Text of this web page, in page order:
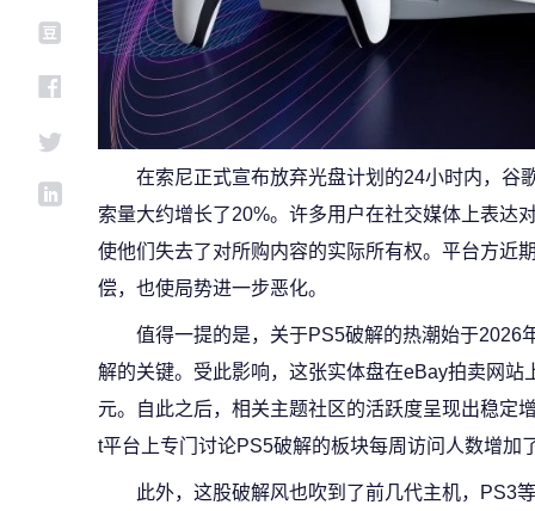
在索尼正式宣布放弃光盘计划的24小时内，谷
索量大约增长了20%。许多用户在社交媒体上表达
使他们失去了对所购内容的实际所有权。平台方近
偿，也使局势进一步恶化。
值得一提的是，关于PS5破解的热潮始于2026
解的关键。受此影响，这张实体盘在eBay拍卖网
元。自此之后，相关主题社区的活跃度呈现出稳定
t平台上专门讨论PS5破解的板块每周访问人数增加
此外，这股破解风也吹到了前几代主机，PS3